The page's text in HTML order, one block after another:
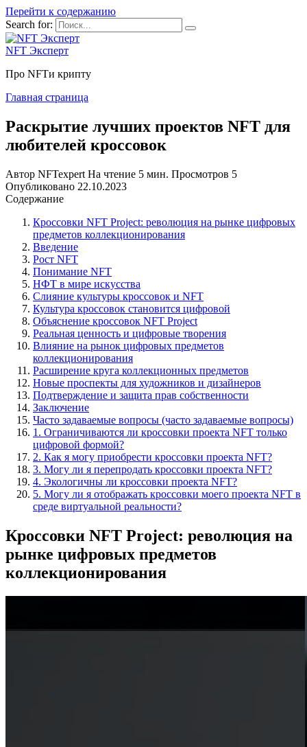
Перейти к содержанию
Search for:
NFT Эксперт
Про NFTи крипту
Главная страница
Раскрытие лучших проектов NFT для
любителей кроссовок
Автор NFTexpert На чтение 5 мин. Просмотров 5
Опубликовано 22.10.2023
Содержание
Кроссовки NFT Project: революция на рынке цифровых
предметов коллекционирования
Введение
Рост NFT
Понимание NFT
НФТ в мире искусства
Слияние культуры кроссовок и NFT
Культура кроссовок становится цифровой
Объяснение кроссовок NFT Project
Реальная ценность и цифровые творения
Влияние на рынок цифровых предметов
коллекционирования
Расширение круга коллекционных предметов
Новые проспекты для художников и дизайнеров
Подтверждение и защита прав собственности
Заключение
Часто задаваемые вопросы (часто задаваемые вопросы)
1. Ограничиваются ли кроссовки проекта NFT только
цифровой формой?
2. Как я могу приобрести кроссовки проекта NFT?
3. Могу ли я перепродать кроссовки проекта NFT?
4. Экологичны ли кроссовки проекта NFT?
5. Могу ли я отображать кроссовки моего проекта NFT в
среде виртуальной реальности?
Кроссовки NFT Project: революция на
рынке цифровых предметов
коллекционирования